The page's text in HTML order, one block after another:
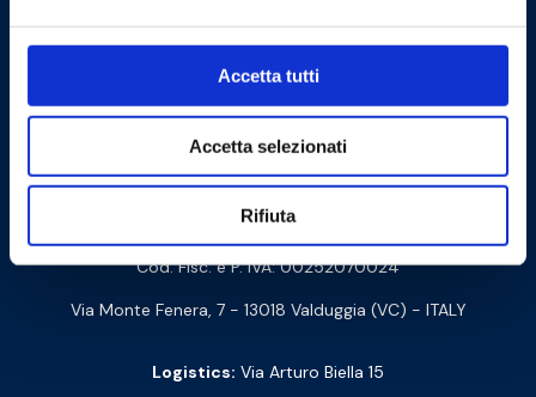
Accetta tutti
Accetta selezionati
Rifiuta
Contact us
Barberi Rubinetterie Industriali S.r.l. a socio unico
Cod. Fisc. e P. IVA: 00252070024
Via Monte Fenera, 7 - 13018 Valduggia (VC) - ITALY
Logistics: Via Arturo Biella 15